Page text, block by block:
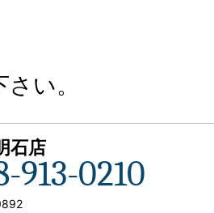
い。
石店
913-0210